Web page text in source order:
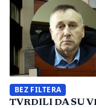
BEZ FILTERA
TVRDILI DA SU